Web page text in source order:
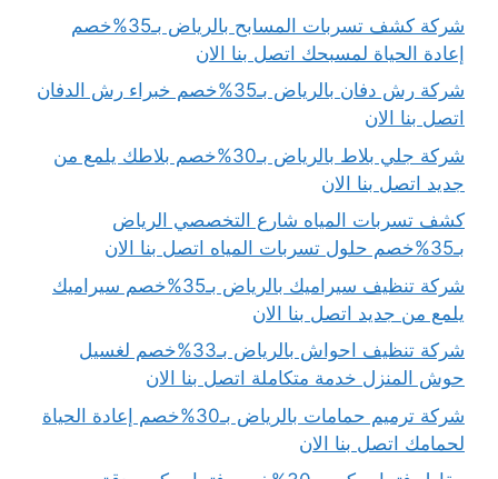
شركة كشف تسربات المسابح بالرياض بـ35%خصم
إعادة الحياة لمسبحك اتصل بنا الان
شركة رش دفان بالرياض بـ35%خصم خبراء رش الدفان
اتصل بنا الان
شركة جلي بلاط بالرياض بـ30%خصم بلاطك يلمع من
جديد اتصل بنا الان
كشف تسربات المياه شارع التخصصي الرياض
بـ35%خصم حلول تسربات المياه اتصل بنا الان
شركة تنظيف سيراميك بالرياض بـ35%خصم سيراميك
يلمع من جديد اتصل بنا الان
شركة تنظيف احواش بالرياض بـ33%خصم لغسيل
حوش المنزل خدمة متكاملة اتصل بنا الان
شركة ترميم حمامات بالرياض بـ30%خصم إعادة الحياة
لحمامك اتصل بنا الان